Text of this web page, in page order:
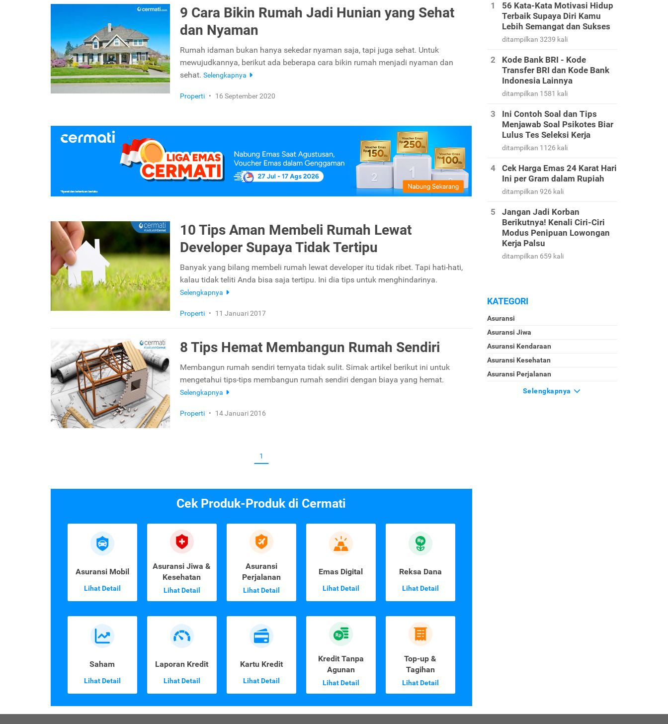
9 Cara Bikin Rumah Jadi Hunian yang Sehat
dan Nyaman
Rumah idaman bukan hanya sekedar nyaman saja, tapi juga sehat. Untuk
mewujudkannya, berikut ada beberapa cara bikin rumah menjadi nyaman dan
sehat. Selengkapnya
Properti • 16 September 2020
10 Tips Aman Membeli Rumah Lewat
Developer Supaya Tidak Tertipu
Banyak yang bilang membeli rumah lewat developer itu tidak ribet. Tapi hati-hati,
kalau tidak teliti Anda bisa saja tertipu. Ini dia tips untuk menghindarinya.
Selengkapnya
Properti • 11 Januari 2017
8 Tips Hemat Membangun Rumah Sendiri
Membangun rumah sendiri ternyata tidak sulit. Simak artikel berikut ini untuk
mengetahui tips-tips membangun rumah sendiri dengan biaya yang hemat.
Selengkapnya
Properti • 14 Januari 2016
1
Cek Produk-Produk di Cermati
Asuransi Mobil
Lihat Detail
Asuransi Jiwa &
Kesehatan
Lihat Detail
Asuransi
Perjalanan
Lihat Detail
Emas Digital
Lihat Detail
Reksa Dana
Lihat Detail
Saham
Lihat Detail
Laporan Kredit
Lihat Detail
Kartu Kredit
Lihat Detail
Kredit Tanpa
Agunan
Lihat Detail
Top-up &
Tagihan
Lihat Detail
56 Kata-Kata Motivasi Hidup
Terbaik Supaya Diri Kamu
Lebih Semangat dan Sukses
ditampilkan 3239 kali
Kode Bank BRI - Kode
Transfer BRI dan Kode Bank
Indonesia Lainnya
ditampilkan 1581 kali
Ini Contoh Soal dan Tips
Menjawab Soal Psikotes Biar
Lulus Tes Seleksi Kerja
ditampilkan 1126 kali
Cek Harga Emas 24 Karat Hari
Ini per Gram dalam Rupiah
ditampilkan 926 kali
Jangan Jadi Korban
Berikutnya! Kenali Ciri-Ciri
Modus Penipuan Lowongan
Kerja Palsu
ditampilkan 659 kali
KATEGORI
Asuransi
Asuransi Jiwa
Asuransi Kendaraan
Asuransi Kesehatan
Asuransi Perjalanan
Selengkapnya